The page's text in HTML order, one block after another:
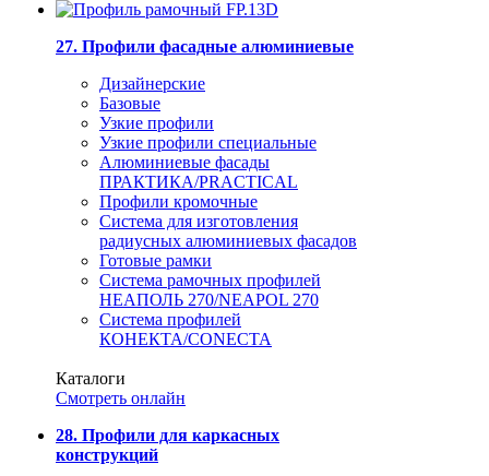
27. Профили фасадные алюминиевые
Дизайнерские
Базовые
Узкие профили
Узкие профили специальные
Алюминиевые фасады
ПРАКТИКА/PRACTICAL
Профили кромочные
Система для изготовления
радиусных алюминиевых фасадов
Готовые рамки
Система рамочных профилей
НЕАПОЛЬ 270/NEAPOL 270
Система профилей
КОНЕКТА/CONECTA
Каталоги
Смотреть онлайн
28. Профили для каркасных
конструкций